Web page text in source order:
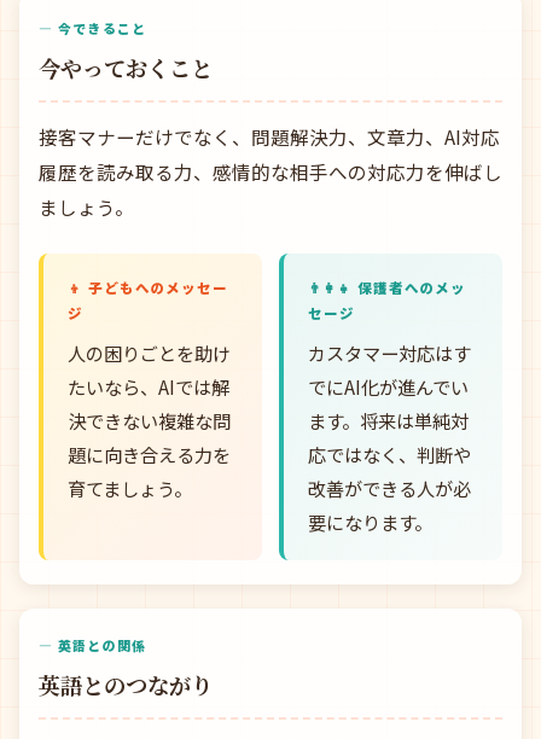
— 今できること
今やっておくこと
接客マナーだけでなく、問題解決力、文章力、AI対応
履歴を読み取る力、感情的な相手への対応力を伸ばし
ましょう。
👦 子どもへのメッセー
ジ
人の困りごとを助け
たいなら、AIでは解
決できない複雑な問
題に向き合える力を
育てましょう。
👨‍👩‍👧 保護者へのメッ
セージ
カスタマー対応はす
でにAI化が進んでい
ます。将来は単純対
応ではなく、判断や
改善ができる人が必
要になります。
— 英語との関係
英語とのつながり